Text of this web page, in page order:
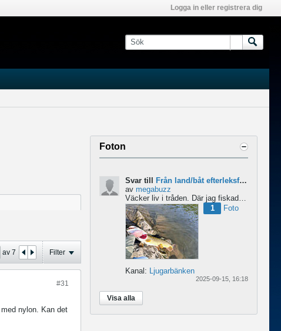
Logga in eller registrera dig
av 7 Filter
#31
nylon. Kan det
Foton
Svar till
Från land/båt efterleksfiske 2024 efter gädda
av megabuzz
Väcker liv i tråden. Där jag fiskade i våras så lekte gäddorna från början av mars hela vägen in i juni...
1
Foto
Kanal: Ljugarbänken
2025-09-15, 16:18
Visa alla